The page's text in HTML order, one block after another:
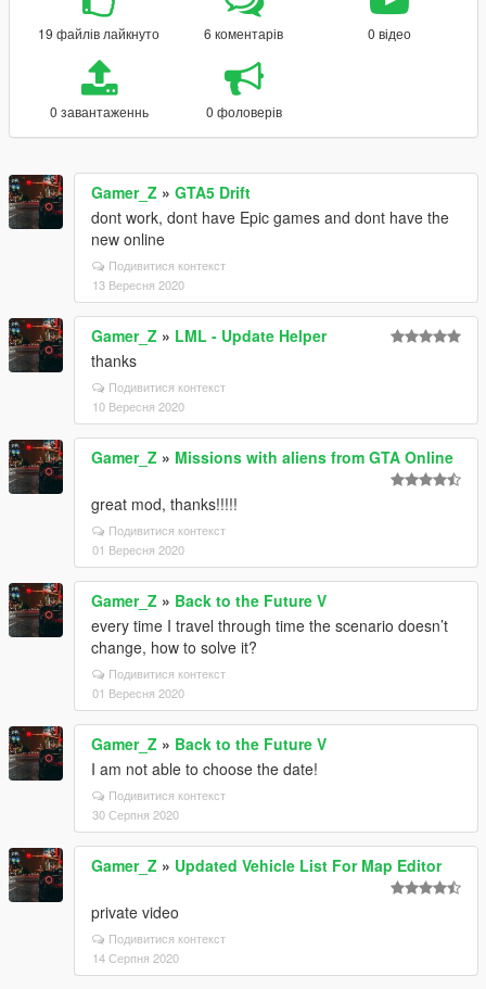
19 файлів лайкнуто 6 коментарів 0 відео
0 завантаженнь 0 фоловерів
Gamer_Z » GTA5 Drift
dont work, dont have Epic games and dont have the
new online
Подивитися контекст
13 Вересня 2020
Gamer_Z » LML - Update Helper
thanks
Подивитися контекст
10 Вересня 2020
Gamer_Z » Missions with aliens from GTA Online
great mod, thanks!!!!!
Подивитися контекст
01 Вересня 2020
Gamer_Z » Back to the Future V
every time I travel through time the scenario doesn’t
change, how to solve it?
Подивитися контекст
01 Вересня 2020
Gamer_Z » Back to the Future V
I am not able to choose the date!
Подивитися контекст
30 Серпня 2020
Gamer_Z » Updated Vehicle List For Map Editor
private video
Подивитися контекст
14 Серпня 2020